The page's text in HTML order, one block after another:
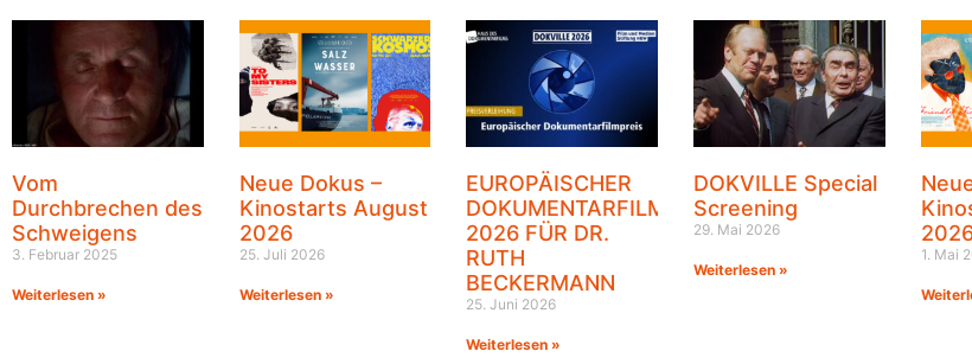
Vom
Durchbrechen des
Schweigens
3. Februar 2025
Weiterlesen »
Neue Dokus –
Kinostarts August
2026
25. Juli 2026
Weiterlesen »
EUROPÄISCHER
DOKUMENTARFILMPREIS
2026 FÜR DR.
RUTH
BECKERMANN
25. Juni 2026
Weiterlesen »
DOKVILLE Special
Screening
29. Mai 2026
Weiterlesen »
1. Mai